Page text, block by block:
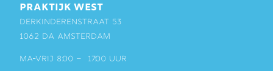
PRAKTIJK WEST
Derkinderenstraat 53
1062 DA Amsterdam
ma-vrij 8:00 – 17:00 uur